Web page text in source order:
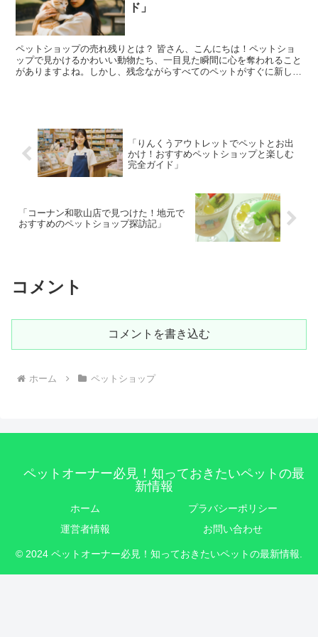
ド」
ペットショップの売れ残りとは？ 皆さん、こんにちは！ペットショ
ップで見かけるかわいい動物たち、一目見た瞬間に心を奪われること
がありますよね。しかし、残念ながらすべてのペットがすぐに新しい
「りんくうアウトレットでペットとお出
かけ！おすすめペットショップと楽しむ
完全ガイド」
「コーナン和歌山店で見つけた！地元で
おすすめのペットショップ探訪記」
コメント
コメントを書き込む
ホーム ペットショップ
ペットオーナー必見！知っておきたいペットの最
新情報
ホーム
プラバシーポリシー
運営者情報
お問い合わせ
© 2024 ペットオーナー必見！知っておきたいペットの最新情報.